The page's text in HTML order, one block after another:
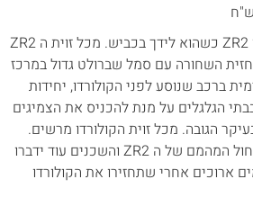
קשה להתעלם מהקולורדו ZR2 כשהוא לידך בכביש. מכל זוית ה ZR2
השחורה עם סמל שברולט גדול במרכז
ברכב שנוסע לפני הקולורדו, יחידות
הגלגלים על מנת להכניס את הצמיגים
הגובה. מכל זוית הקולורדו מרשים.
תוסיפו לכך את הצבע הכחול המהמם של ה ZR2 והשכנים עוד ידברו
אחרי שתחזירו את הקולורדו